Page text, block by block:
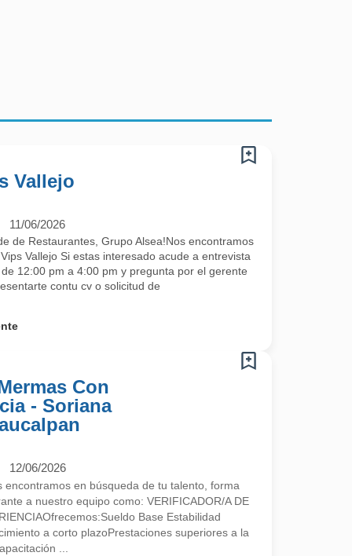
Vallejo
11/06/2026
de Restaurantes, Grupo Alsea!Nos encontramos
Vallejo Si estas interesado acude a entrevista
12:00 pm a 4:00 pm y pregunta por el gerente
contu cv o solicitud de
Con
- Soriana
12/06/2026
encontramos en búsqueda de tu talento, forma
a nuestro equipo como: VERIFICADOR/A DE
Base Estabilidad
a corto plazoPrestaciones superiores a la
...